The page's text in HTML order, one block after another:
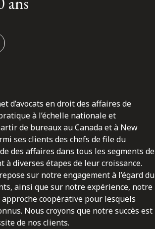
d’avocats en droit des affaires de
à l’échelle nationale et
de bureaux au Canada et à New
ses clients des chefs de file du
des affaires dans tous les segments de
à diverses étapes de leur croissance.
sur notre engagement à l’égard du
ainsi que sur notre expérience, notre
coopérative pour lesquels
Nous croyons que notre succès est
de nos clients.